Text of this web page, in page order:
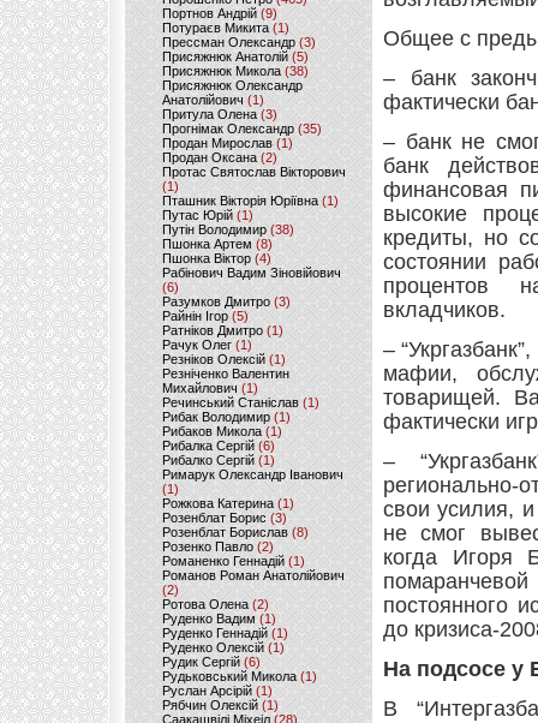
Портнов Андрій (9)
Потураєв Микита(1)
Прессман Олександр(3)
Присяжнюк Анатолій (5)
Присяжнюк Микола (38)
Присяжнюк Олександр
Анатолійович (1)
Притула Олена (3)
Прогнімак Олександр(35)
Продан Мирослав(1)
Продан Оксана (2)
Протас Святослав Вікторович
(1)
Пташник Вікторія Юріївна (1)
Путас Юрій (1)
Путін Володимир(38)
Пшонка Артем (8)
Пшонка Віктор(4)
Рабінович Вадим Зіновійович
(6)
Разумков Дмитро (3)
Райнін Ігор(5)
Ратніков Дмитро (1)
Рачук Олег (1)
Резніков Олексій(1)
Резніченко Валентин
Михайлович (1)
Речинський Станіслав (1)
Рибак Володимир(1)
Рибаков Микола(1)
Рибалка Сергій (6)
Рибалко Сергій (1)
Римарук Олександр Іванович
(1)
Рожкова Катерина(1)
Розенблат Борис (3)
Розенблат Борислав (8)
Розенко Павло (2)
Романенко Геннадій (1)
Романов Роман Анатолійович
(2)
Ротова Олена(2)
Руденко Вадим (1)
Руденко Геннадій (1)
Руденко Олексій(1)
Рудик Сергій(6)
Рудьковський Микола (1)
Руслан Арсірій(1)
Рябчин Олексій (1)
Саакашвілі Міхеіл(28)
Общее с
– банк
фактически
– банк не
банк
финансовая
высокие
кредиты, но
состоянии
процентов
вкладчиков.
–
мафии,
товарищей.
фактически
–
регионально-
свои усилия,
не смог
когда Игоря
помаранчевой
постоянного
до кризиса-
На подсосе у
В